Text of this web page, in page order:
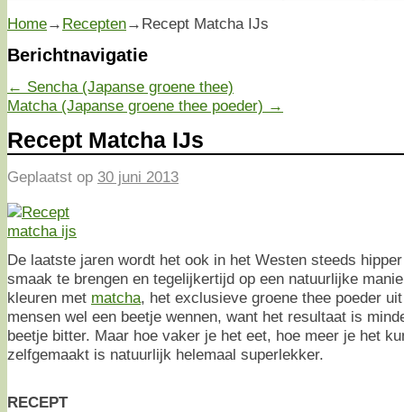
Home→ Recepten→ Recept Matcha IJs
Berichtnavigatie
← Sencha (Japanse groene thee)
Matcha (Japanse groene thee poeder) →
Recept Matcha IJs
Geplaatst op 30 juni 2013
De laatste jaren wordt het ook in het Westen steeds
smaak te brengen en tegelijkertijd op een natuurlijke
kleuren met matcha, het exclusieve groene thee poeder
mensen wel een beetje wennen, want het resultaat is
beetje bitter. Maar hoe vaker je het eet, hoe meer je het
zelfgemaakt is natuurlijk helemaal superlekker.
RECEPT